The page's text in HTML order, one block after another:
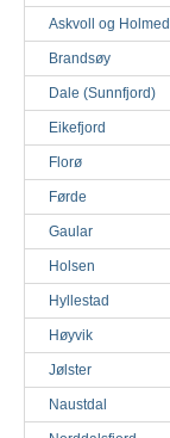
Askvoll og
Brandsøy
Dale (Sunnfjord)
Eikefjord
Florø
Førde
Gaular
Holsen
Hyllestad
Høyvik
Jølster
Naustdal